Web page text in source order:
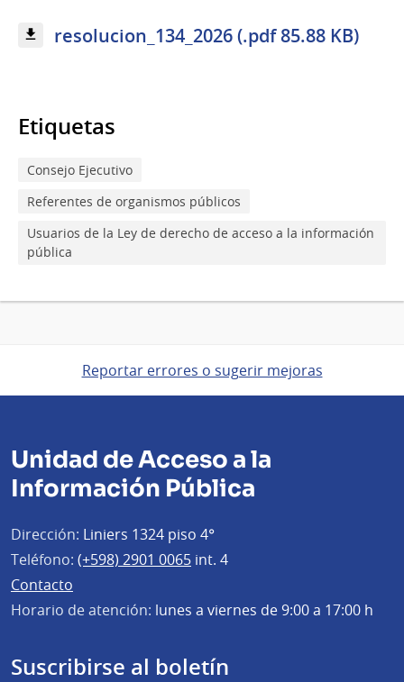
resolucion_134_2026 (.pdf 85.88 KB)
Etiquetas
Consejo Ejecutivo
Referentes de organismos públicos
Usuarios de la Ley de derecho de acceso a la información
pública
Reportar errores o sugerir mejoras
Unidad de Acceso a la
Información Pública
Dirección: Liniers 1324 piso 4°
Teléfono: (+598) 2901 0065 int. 4
Contacto
Horario de atención: lunes a viernes de 9:00 a 17:00 h
Suscribirse al boletín